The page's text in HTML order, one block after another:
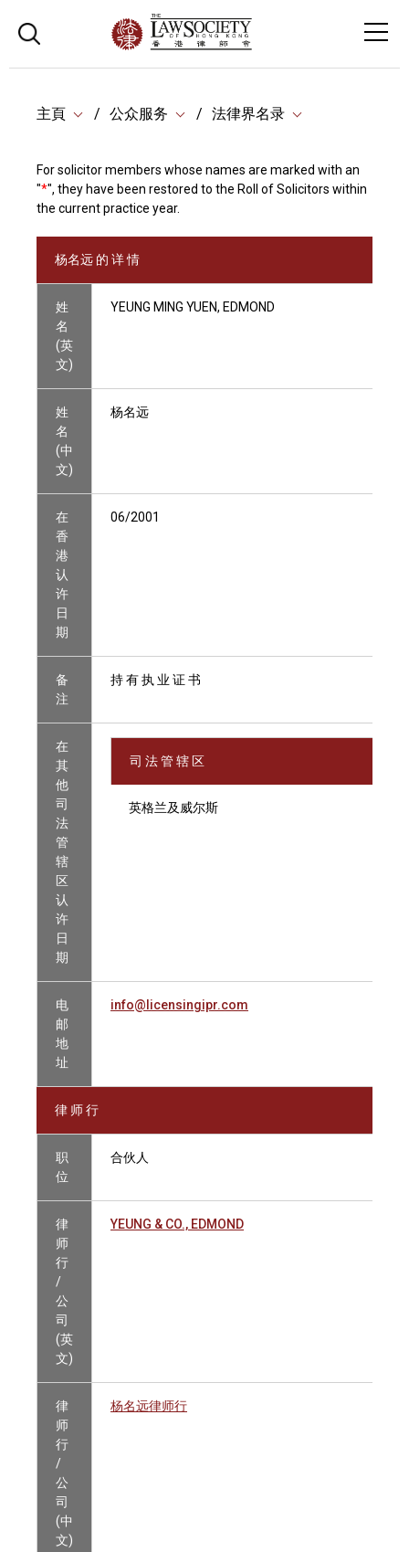
主頁 公众服务 法律界名录
For solicitor members whose names are marked with an
"*", they have been restored to the Roll of Solicitors within
the current practice year.
杨名远 的 详 情
姓
名
(英
文)
YEUNG MING YUEN, EDMOND
姓
名
(中
文)
杨名远
在
香
港
认
许
日
期
06/2001
备
注
持 有 执 业 证 书
在
其
他
司
法
管
辖
区
认
许
日
期
司 法 管 辖 区
英格兰及威尔斯
电
邮
地
址
info@licensingipr.com
律 师 行
职
位
合伙人
律
师
行
/
公
司
(英
文)
YEUNG & CO., EDMOND
律
师
行
/
公
司
(中
文)
杨名远律师行